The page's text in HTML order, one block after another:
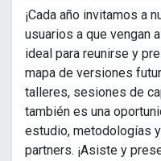
¡Cada año invitamos a
usuarios a que vengan
ideal para reunirse y
mapa de versiones
talleres, sesiones de
también es una
estudio, metodologías
partners. ¡Asiste y